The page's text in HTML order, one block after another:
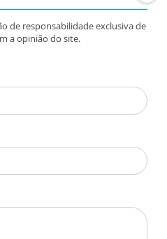
de responsabilidade exclusiva de
a opinião do site.